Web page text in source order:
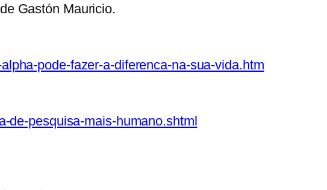
Gastón Mauricio.
pode-fazer-a-diferenca-na-sua-vida.htm
de-pesquisa-mais-humano.shtml